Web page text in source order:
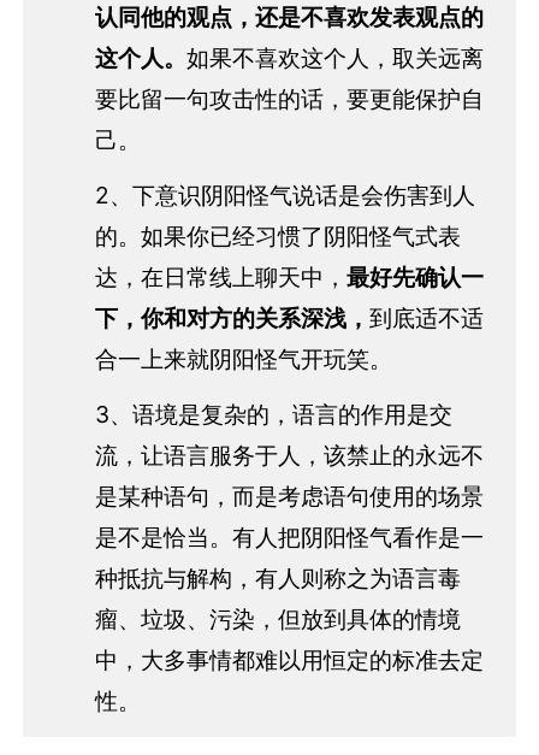
认同他的观点，还是不喜欢发表观点的
这个人。 如果不喜欢这个人，取关远离
要比留一句攻击性的话，要更能保护自
己。
2、下意识阴阳怪气说话是会伤害到人
的。如果你已经习惯了阴阳怪气式表
达，在日常线上聊天中， 最好先确认一
下，你和对方的关系深浅， 到底适不适
合一上来就阴阳怪气开玩笑。
3、语境是复杂的，语言的作用是交
流，让语言服务于人，该禁止的永远不
是某种语句，而是考虑语句使用的场景
是不是恰当。有人把阴阳怪气看作是一
种抵抗与解构，有人则称之为语言毒
瘤、垃圾、污染，但放到具体的情境
中，大多事情都难以用恒定的标准去定
性。